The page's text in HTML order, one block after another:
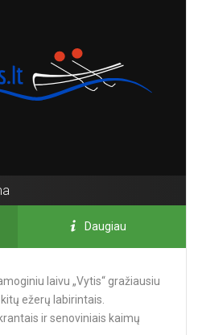
Daugiau
laivu „Vytis“ gražiausiu
ežerų labirintais.
ir senoviniais kaimų